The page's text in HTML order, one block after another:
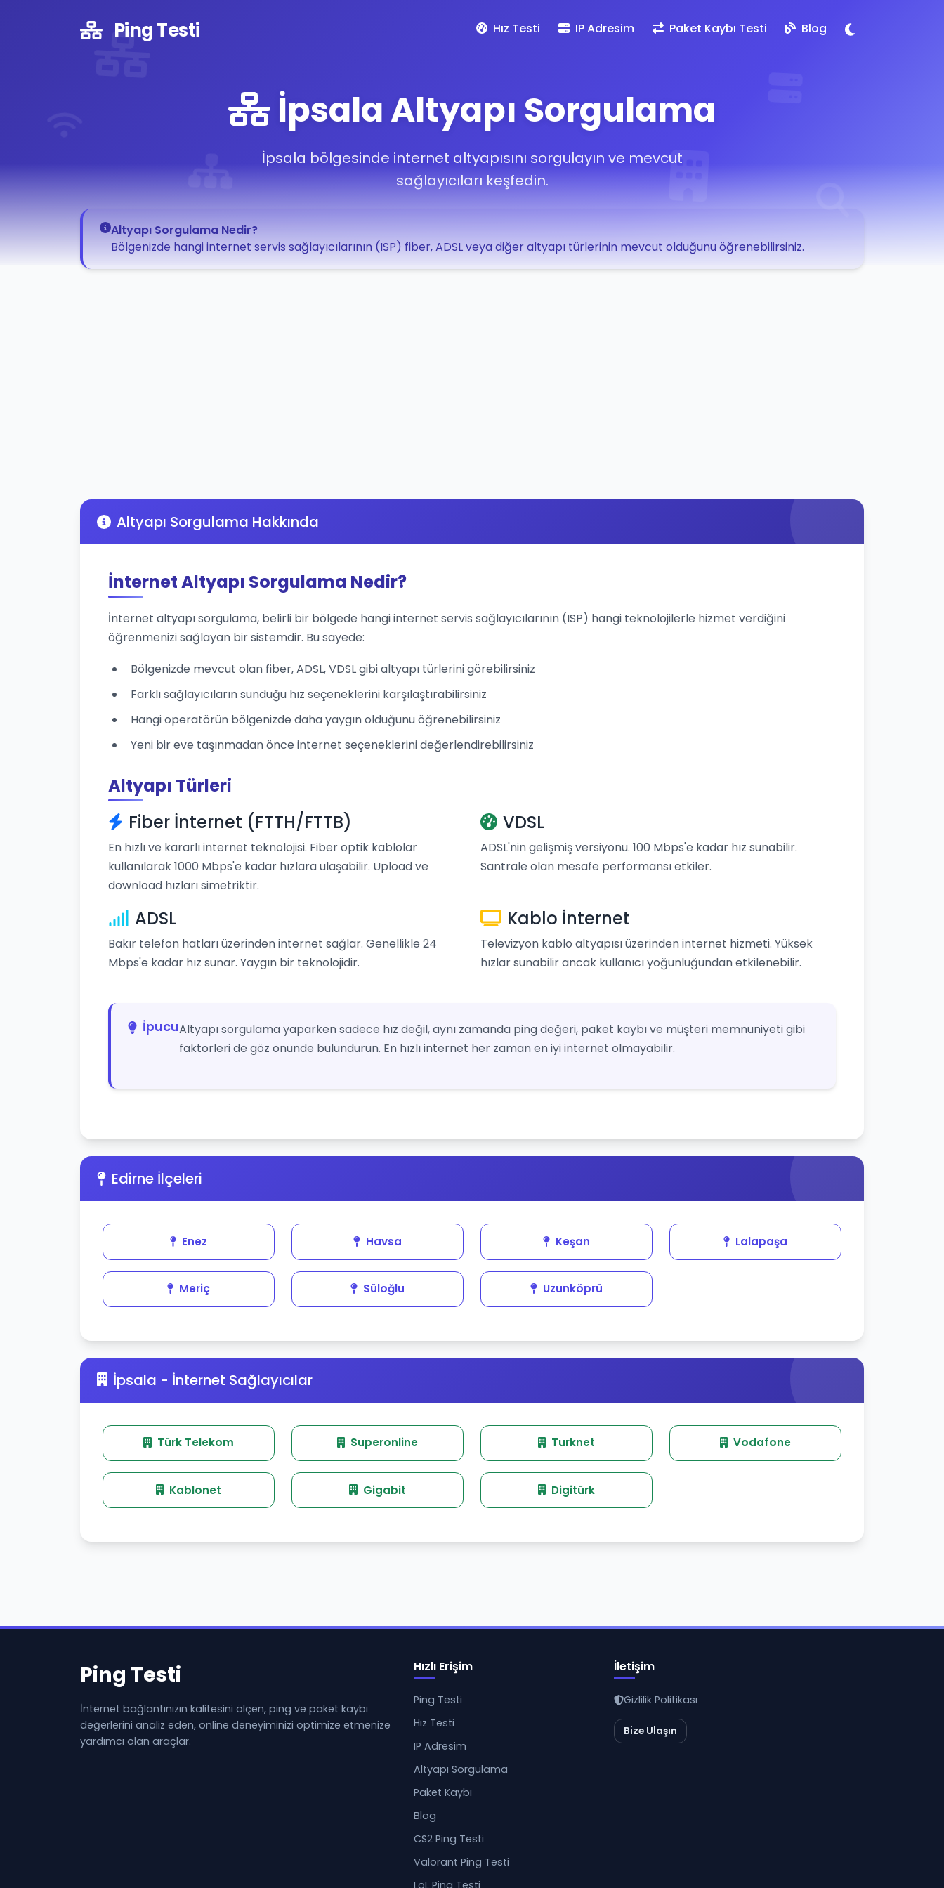
Ping Testi Hız Testi IP Adresim Paket Kaybı Testi Blog
İpsala Altyapı Sorgulama
İpsala bölgesinde internet altyapısını sorgulayın ve mevcut
sağlayıcıları keşfedin.
Altyapı Sorgulama Nedir?
Bölgenizde hangi internet servis sağlayıcılarının (ISP) fiber, ADSL veya diğer altyapı türlerinin mevcut olduğunu öğrenebilirsiniz.
Altyapı Sorgulama Hakkında
İnternet Altyapı Sorgulama Nedir?
İnternet altyapı sorgulama, belirli bir bölgede hangi internet servis sağlayıcılarının (ISP) hangi teknolojilerle hizmet verdiğini
öğrenmenizi sağlayan bir sistemdir. Bu sayede:
Bölgenizde mevcut olan fiber, ADSL, VDSL gibi altyapı türlerini görebilirsiniz
Farklı sağlayıcıların sunduğu hız seçeneklerini karşılaştırabilirsiniz
Hangi operatörün bölgenizde daha yaygın olduğunu öğrenebilirsiniz
Yeni bir eve taşınmadan önce internet seçeneklerini değerlendirebilirsiniz
Altyapı Türleri
Fiber İnternet (FTTH/FTTB)
En hızlı ve kararlı internet teknolojisi. Fiber optik kablolar
kullanılarak 1000 Mbps'e kadar hızlara ulaşabilir. Upload ve
download hızları simetriktir.
VDSL
ADSL'nin gelişmiş versiyonu. 100 Mbps'e kadar hız sunabilir.
Santrale olan mesafe performansı etkiler.
ADSL
Bakır telefon hatları üzerinden internet sağlar. Genellikle 24
Mbps'e kadar hız sunar. Yaygın bir teknolojidir.
Kablo İnternet
Televizyon kablo altyapısı üzerinden internet hizmeti. Yüksek
hızlar sunabilir ancak kullanıcı yoğunluğundan etkilenebilir.
İpucuAltyapı sorgulama yaparken sadece hız değil, aynı zamanda ping değeri, paket kaybı ve müşteri memnuniyeti gibi
faktörleri de göz önünde bulundurun. En hızlı internet her zaman en iyi internet olmayabilir.
Edirne İlçeleri
Enez Havsa Keşan Lalapaşa
Meriç Süloğlu Uzunköprü
İpsala - İnternet Sağlayıcılar
Türk Telekom Superonline Turknet Vodafone
Kablonet Gigabit Digitürk
Ping Testi
İnternet bağlantınızın kalitesini ölçen, ping ve paket kaybı
değerlerini analiz eden, online deneyiminizi optimize etmenize
yardımcı olan araçlar.
Hızlı Erişim
Ping Testi
Hız Testi
IP Adresim
Altyapı Sorgulama
Paket Kaybı
Blog
CS2 Ping Testi
Valorant Ping Testi
İletişim
Gizlilik Politikası
Bize Ulaşın